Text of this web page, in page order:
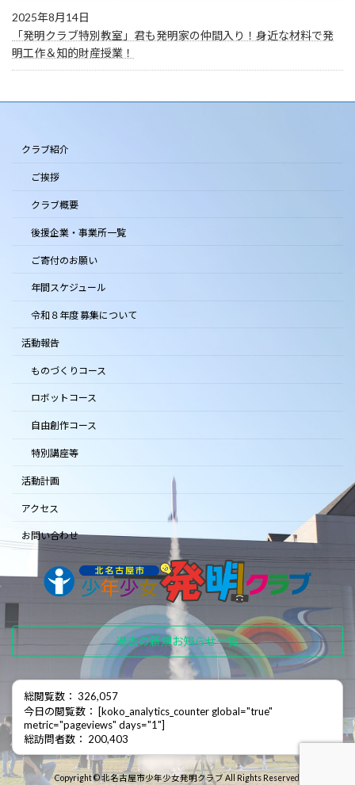
2025年8月14日
「発明クラブ特別教室」君も発明家の仲間入り！身近な材料で発
明工作＆知的財産授業！
クラブ紹介
ご挨拶
クラブ概要
後援企業・事業所一覧
ご寄付のお願い
年間スケジュール
令和８年度 募集について
活動報告
ものづくりコース
ロボットコース
自由創作コース
特別講座等
活動計画
アクセス
お問い合わせ
過去の新規お知らせ一覧
総閲覧数： 326,057
今日の閲覧数： [koko_analytics_counter global="true"
metric="pageviews" days="1"]
総訪問者数： 200,403
Copyright © 北名古屋市少年少女発明クラブ All Rights Reserved.